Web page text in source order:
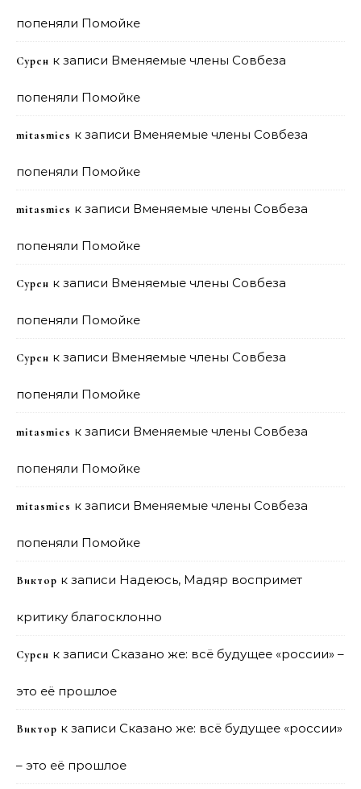
попеняли Помойке
Сурен к записи Вменяемые члены Совбеза
попеняли Помойке
mitasmies к записи Вменяемые члены Совбеза
попеняли Помойке
mitasmies к записи Вменяемые члены Совбеза
попеняли Помойке
Сурен к записи Вменяемые члены Совбеза
попеняли Помойке
Сурен к записи Вменяемые члены Совбеза
попеняли Помойке
mitasmies к записи Вменяемые члены Совбеза
попеняли Помойке
mitasmies к записи Вменяемые члены Совбеза
попеняли Помойке
Виктор к записи Надеюсь, Мадяр воспримет
критику благосклонно
Сурен к записи Сказано же: всё будущее «россии» –
это её прошлое
Виктор к записи Сказано же: всё будущее «россии»
– это её прошлое